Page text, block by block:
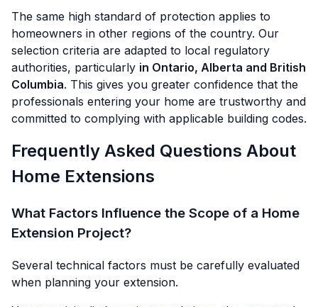
The same high standard of protection applies to
homeowners in other regions of the country. Our
selection criteria are adapted to local regulatory
authorities, particularly in Ontario, Alberta and British
Columbia. This gives you greater confidence that the
professionals entering your home are trustworthy and
committed to complying with applicable building codes.
Frequently Asked Questions About
Home Extensions
What Factors Influence the Scope of a Home
Extension Project?
Several technical factors must be carefully evaluated
when planning your extension.